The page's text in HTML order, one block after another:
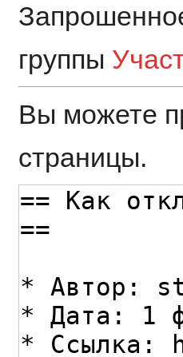
группы
Вы можете
страницы.